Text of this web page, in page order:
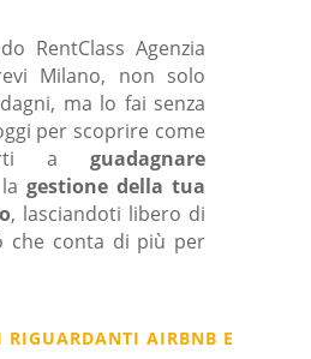
RentClass Agenzia
Milano, non solo
ma lo fai senza
per scoprire come
aguadagnare
lagestione della tua
, lasciandoti libero di
che conta di più per
RIGUARDANTI AIRBNB E